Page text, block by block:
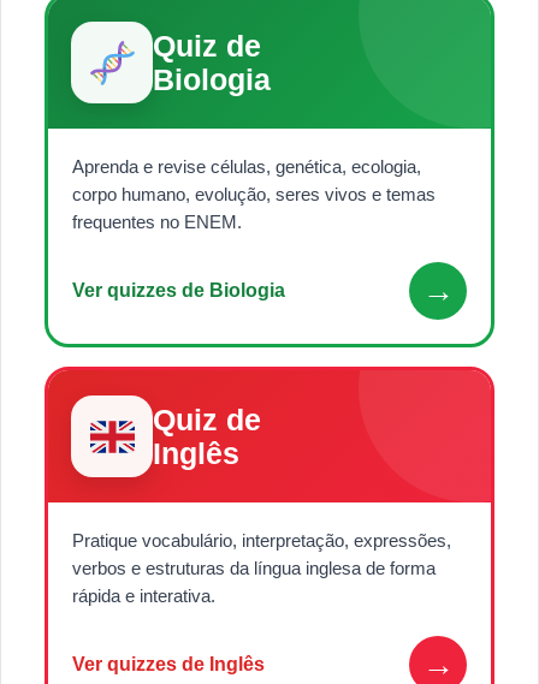
Quiz de
Biologia
Aprenda e revise células, genética, ecologia,
corpo humano, evolução, seres vivos e temas
frequentes no ENEM.
Ver quizzes de Biologia →
Quiz de
Inglês
Pratique vocabulário, interpretação, expressões,
verbos e estruturas da língua inglesa de forma
rápida e interativa.
Ver quizzes de Inglês →